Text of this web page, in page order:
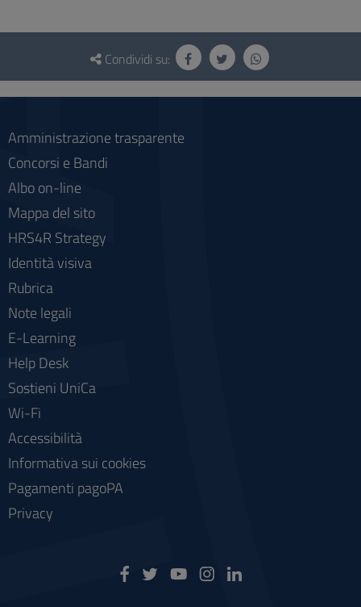
Questionario
social
Condividi su:
Amministrazione trasparente
Concorsi e Bandi
Albo on-line
Mappa del sito
HRS4R Strategy
Identità visiva
Rubrica
Note legali
E-Learning
Help Desk
Sostieni UniCa
Wi-Fi
Accessibilità
Informativa sui cookies
Pagamenti pagoPA
Privacy